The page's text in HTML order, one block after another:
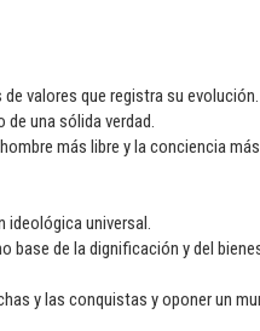
valores que registra su evolución.
una sólida verdad.
más libre y la conciencia
ideológica universal.
base de la dignificación y del
y las conquistas y oponer un